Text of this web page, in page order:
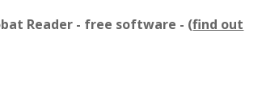
Reader - free software - (find out